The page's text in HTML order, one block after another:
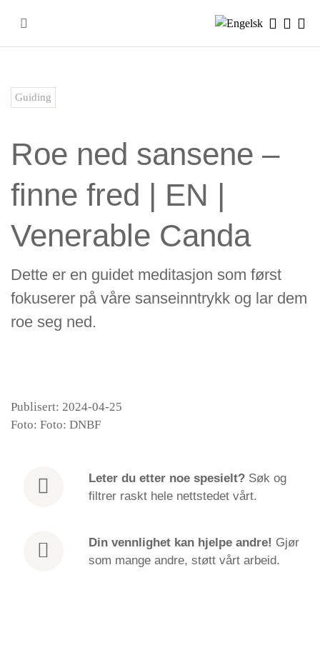
content
Guiding
Roe ned sansene –
finne fred | EN |
Venerable Canda
Dette er en guidet meditasjon som først
fokuserer på våre sanseinntrykk og lar dem
roe seg ned.
Publisert: 2024-04-25
Foto: Foto: DNBF
Leter du etternoe spesielt? Søk og
filtrer raskt hele nettstedet vårt.
Din vennlighet kan hjelpe andre! Gjør
som mange andre, støtt vårt arbeid.